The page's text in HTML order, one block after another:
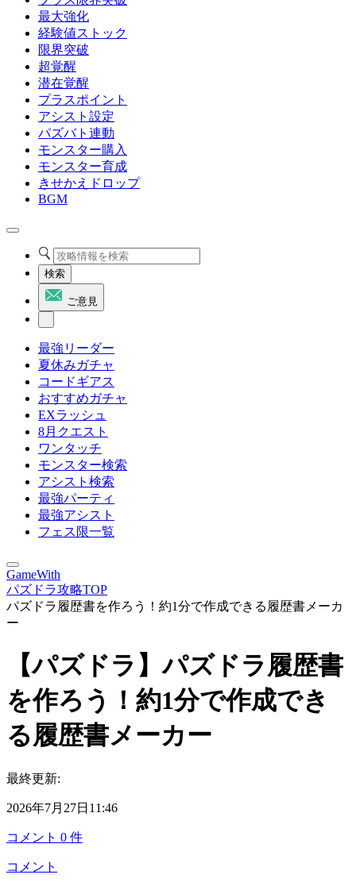
最大強化
経験値ストック
限界突破
超覚醒
潜在覚醒
プラスポイント
アシスト設定
パズバト連動
モンスター購入
モンスター育成
きせかえドロップ
BGM
検索
ご意見
最強リーダー
夏休みガチャ
コードギアス
おすすめガチャ
EXラッシュ
8月クエスト
ワンタッチ
モンスター検索
アシスト検索
最強パーティ
最強アシスト
フェス限一覧
GameWith
パズドラ攻略TOP
パズドラ履歴書を作ろう！約1分で作成できる履歴書メーカ
ー
【パズドラ】パズドラ履歴書
を作ろう！約1分で作成でき
る履歴書メーカー
最終更新:
2026年7月27日11:46
コメント 0 件
コメント